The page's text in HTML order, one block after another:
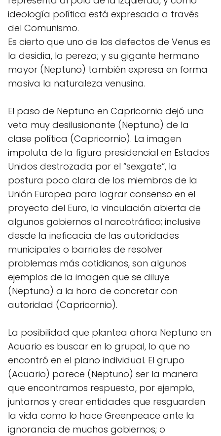
ideología política está expresada a través
del Comunismo.
Es cierto que uno de los defectos de Venus es
la desidia, la pereza; y su gigante hermano
mayor (Neptuno) también expresa en forma
masiva la naturaleza venusina.
El paso de Neptuno en Capricornio dejó una
veta muy desilusionante (Neptuno) de la
clase política (Capricornio). La imagen
impoluta de la figura presidencial en Estados
Unidos destrozada por el “sexgate”, la
postura poco clara de los miembros de la
Unión Europea para lograr consenso en el
proyecto del Euro, la vinculación abierta de
algunos gobiernos al narcotráfico; inclusive
desde la ineficacia de las autoridades
municipales o barriales de resolver
problemas más cotidianos, son algunos
ejemplos de la imagen que se diluye
(Neptuno) a la hora de concretar con
autoridad (Capricornio).
La posibilidad que plantea ahora Neptuno en
Acuario es buscar en lo grupal, lo que no
encontró en el plano individual. El grupo
(Acuario) parece (Neptuno) ser la manera
que encontramos respuesta, por ejemplo,
juntarnos y crear entidades que resguarden
la vida como lo hace Greenpeace ante la
ignorancia de muchos gobiernos; o